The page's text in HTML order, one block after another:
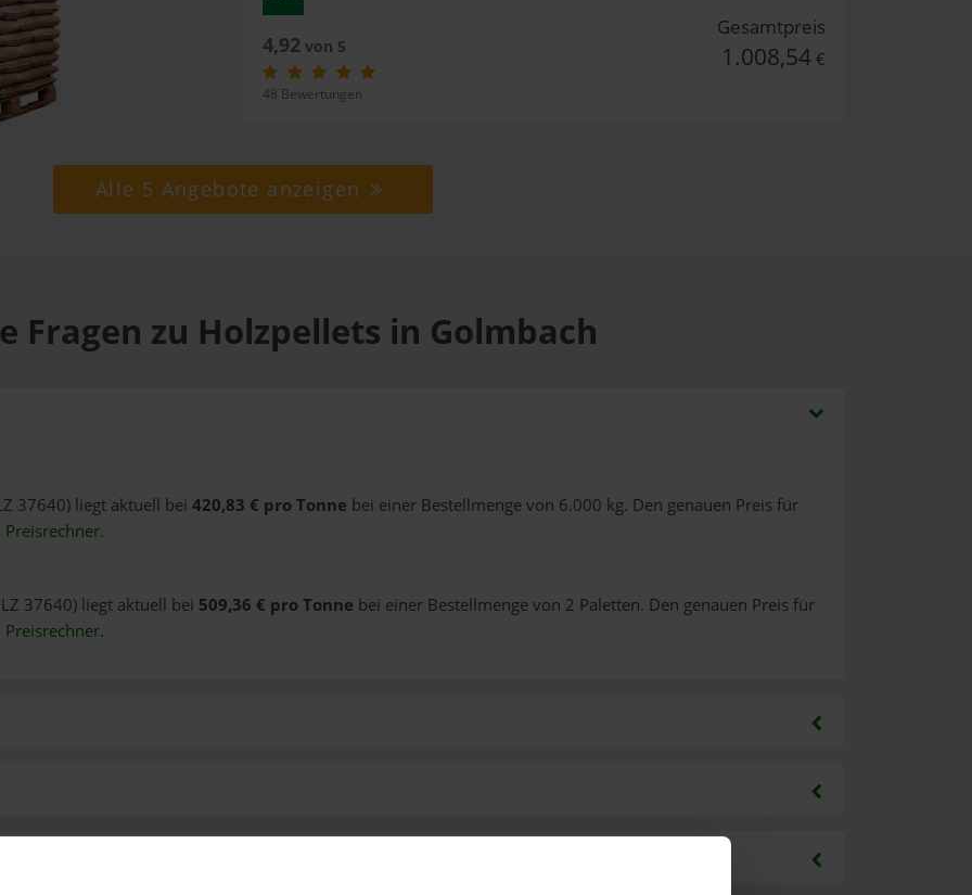
4,92von 5
48 Bewertungen
Gesamtpreis
1.008,54 €
Alle 5 Angebote anzeigen
Fragen zu Holzpellets in Golmbach
37640) liegt aktuell bei 420,83 € pro Tonne bei einer Bestellmenge von 6.000 kg. Den genauen Preis für
Preisrechner.
37640) liegt aktuell bei 509,36 € pro Tonne bei einer Bestellmenge von 2 Paletten. Den genauen Preis für
Preisrechner.